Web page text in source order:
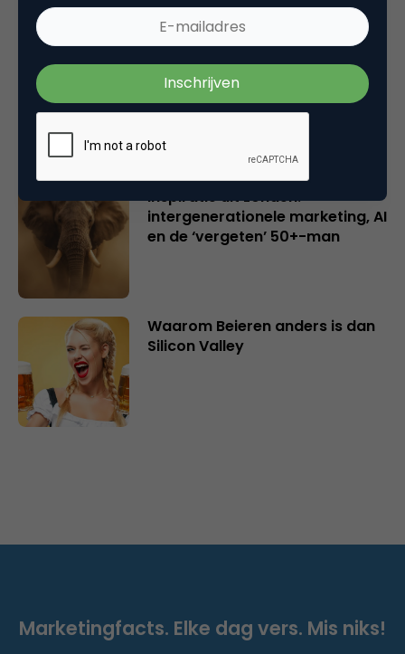
Creatieve sector als aanjager
van innovatie en ontsluiter en
verbinder van industrieën
ooit
Inspiratie uit Londen:
intergenerationele marketing, AI
en de ‘vergeten’ 50+-man
Waarom Beieren anders is dan
Silicon Valley
Marketingfacts. Elke dag vers. Mis niks!